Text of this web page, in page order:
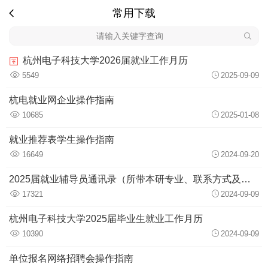
常用下载
杭州电子科技大学2026届就业工作月历
5549 2025-09-09
杭电就业网企业操作指南
10685 2025-01-08
就业推荐表学生操作指南
16649 2024-09-20
2025届就业辅导员通讯录（所带本研专业、联系方式及办公室地址）
17321 2024-09-09
杭州电子科技大学2025届毕业生就业工作月历
10390 2024-09-09
单位报名网络招聘会操作指南